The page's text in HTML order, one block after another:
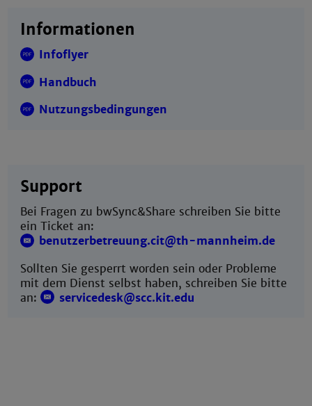
Informationen
Infoflyer
Handbuch
Nutzungsbedingungen
Support
Bei Fragen zu bwSync&Share schreiben Sie bitte
ein Ticket an:
benutzerbetreuung.cit@th-mannheim.de
Sollten Sie gesperrt worden sein oder Probleme
mit dem Dienst selbst haben, schreiben Sie bitte
an:
servicedesk@scc.kit.edu